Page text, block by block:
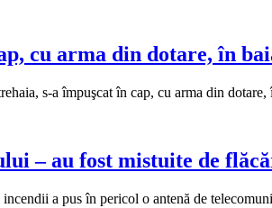
cu arma din dotare, în
s-a împuşcat în cap, cu arma din
– au fost mistuite de
a pus în pericol o antenă de